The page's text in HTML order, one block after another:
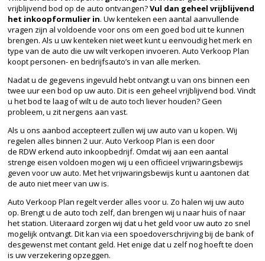
vrijblijvend bod op de auto ontvangen?Vul dan geheel vrijblijvend
het inkoopformulier in. Uw kenteken een aantal aanvullende
vragen zijn al voldoende voor ons om een goed bod uit te kunnen
brengen. Als u uw kenteken niet weet kunt u eenvoudig het merk en
type van de auto die uw wilt verkopen invoeren. Auto Verkoop Plan
koopt personen- en bedrijfsauto’s in van alle merken.
Nadat u de gegevens ingevuld hebt ontvangt u van ons binnen een
twee uur een bod op uw auto. Dit is een geheel vrijblijvend bod. Vindt
u het bod te laag of wilt u de auto toch lieverhouden? Geen
probleem, u zit nergens aan vast.
Als u ons aanbod accepteert zullen wij uw auto van u kopen. Wij
regelen alles binnen 2 uur. Auto Verkoop Plan is een door
deRDWerkend auto inkoopbedrijf. Omdat wij aan een aantal
strenge eisen voldoen mogen wij u een officieel vrijwaringsbewijs
geven voor uw auto. Met het vrijwaringsbewijs kunt u aantonen dat
de auto niet meer van uw is.
Auto Verkoop Plan regelt verder alles voor u. Zo halen wij uw auto
op. Brengt u de auto toch zelf, dan brengen wij u naar huis of naar
het station. Uiteraard zorgen wij dat u het geld voor uw auto zo snel
mogelijk ontvangt. Dit kan via een spoedoverschrijving bij de bank of
desgewenst met contant geld. Het enige dat u zelf nog hoeft te doen
is uw verzekering opzeggen.